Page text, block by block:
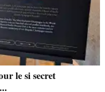
le si secret